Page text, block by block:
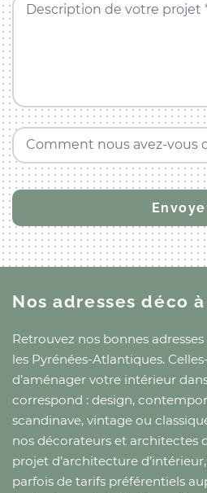
Description de votre projet
Comment nous avez-vous
Nos adresses déco
Retrouvez nos bonnes
les Pyrénées-Atlantiques.
d’aménager votre intérieur
correspond : design,
scandinave, vintage ou
nos décorateurs et architectes
projet d’architecture
parfois de tarifs préférentiels